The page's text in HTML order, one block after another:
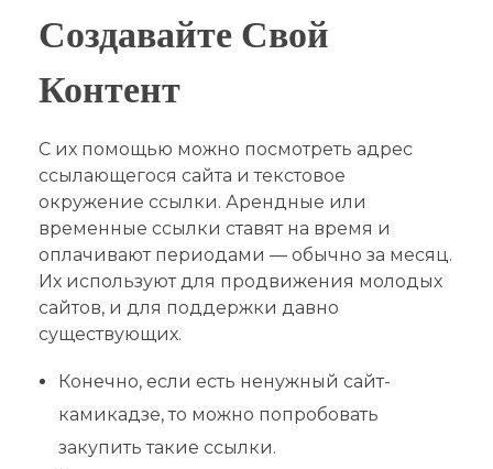
Создавайте Свой
Контент
С их помощью можно посмотреть адрес
ссылающегося сайта и текстовое
окружение ссылки. Арендные или
временные ссылки ставят на время и
оплачивают периодами — обычно за месяц.
Их используют для продвижения молодых
сайтов, и для поддержки давно
существующих.
Конечно, если есть ненужный сайт-
камикадзе, то можно попробовать
закупить такие ссылки.